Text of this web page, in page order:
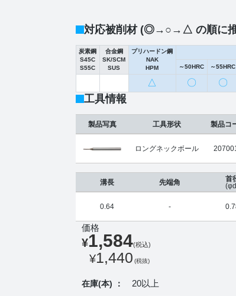
対応被削材 (◎→○→△ の順に
炭素鋼
S45C
S55C
合金鋼
SK/SCM
SUS
プリハードン鋼
NAK
HPM
～50HRC
～55HRC
△ 〇 〇
工具情報
製品写真 工具形状
ロングネックボール
製品コ
溝長
0.64
先端角
-
首
価格
¥1,584(税込)
¥1,440 (税抜)
在庫(本) ： 20以上